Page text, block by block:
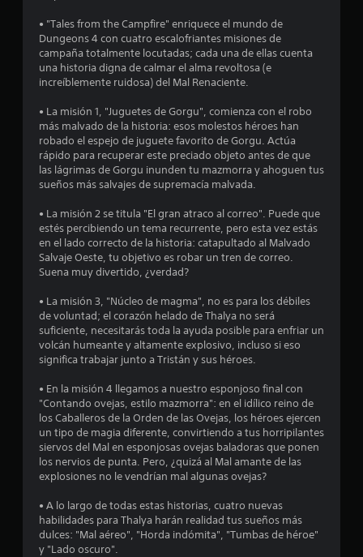
t
e
l
l
s
d
i
c
o
e
t
• "Tales from the Campfire" enriquece el mundo de
Dungeons 4 con cuatro escalofriantes misiones de
campaña totalmente locutadas; cada una de ellas cuenta
una historia digna de calmar el alma revoltosa (e
increíblemente ruidosa) del Mal Renaciente.
• La misión 1, "Juguetes de Gorgu", comienza con el robo
más malvado de la historia: esos molestos héroes han
robado el espejo de juguete favorito de Gorgu. Actúa
rápido para recuperar este preciado objeto antes de que
las lágrimas de Gorgu inunden tu mazmorra y ahoguen tus
sueños más salvajes de supremacía malvada.
• La misión 2 se titula "El gran atraco al correo". Puede que
estés percibiendo un tema recurrente, pero esta vez estás
en el lado correcto de la historia: catapultado al Malvado
Salvaje Oeste, tu objetivo es robar un tren de correo.
Suena muy divertido, ¿verdad?
• La misión 3, "Núcleo de magma", no es para los débiles
de voluntad; el corazón helado de Thalya no será
suficiente, necesitarás toda la ayuda posible para enfriar un
volcán humeante y altamente explosivo, incluso si eso
significa trabajar junto a Tristán y sus héroes.
• En la misión 4 llegamos a nuestro esponjoso final con
"Contando ovejas, estilo mazmorra": en el idílico reino de
los Caballeros de la Orden de las Ovejas, los héroes ejercen
un tipo de magia diferente, convirtiendo a tus horripilantes
siervos del Mal en esponjosas ovejas baladoras que ponen
los nervios de punta. Pero, ¿quizá al Mal amante de las
explosiones no le vendrían mal algunas ovejas?
• A lo largo de todas estas historias, cuatro nuevas
habilidades para Thalya harán realidad tus sueños más
dulces: "Mal aéreo", "Horda indómita", "Tumbas de héroe"
y "Lado oscuro".